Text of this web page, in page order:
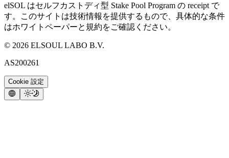
elSOL はセルフカストディ型 Stake Pool Program の receipt で
す。このサイトは技術情報を提供するもので、具体的な条件
はホワイトペーパーと規約をご確認ください。
© 2026 ELSOUL LABO B.V.
AS200261
Cookie 設定